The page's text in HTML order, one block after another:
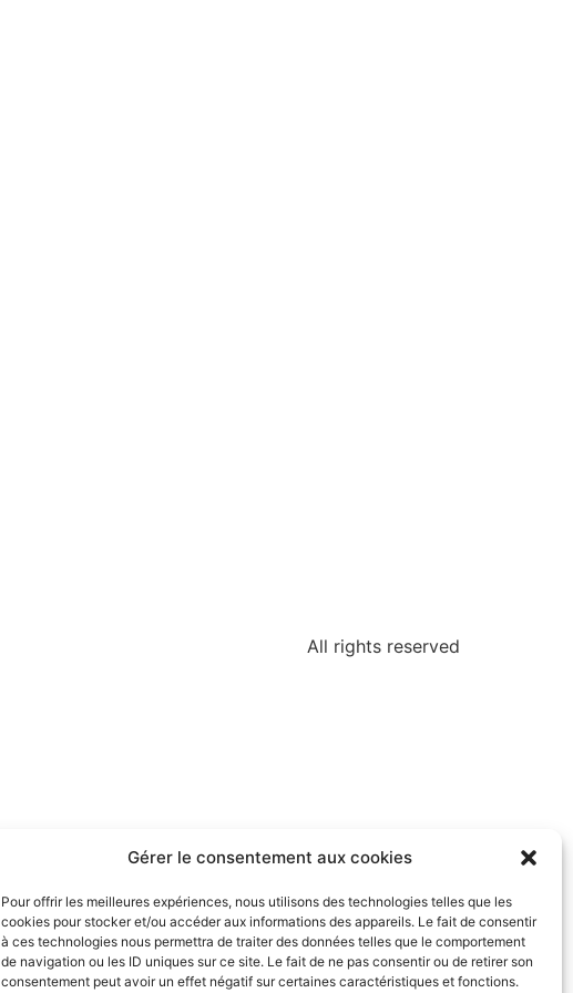
Gérer le consentement aux cookies
Pour offrir les meilleures expériences, nous utilisons des technologies telles que les
cookies pour stocker et/ou accéder aux informations des appareils. Le fait de consentir
à ces technologies nous permettra de traiter des données telles que le comportement
de navigation ou les ID uniques sur ce site. Le fait de ne pas consentir ou de retirer son
consentement peut avoir un effet négatif sur certaines caractéristiques et fonctions.
All rights reserved